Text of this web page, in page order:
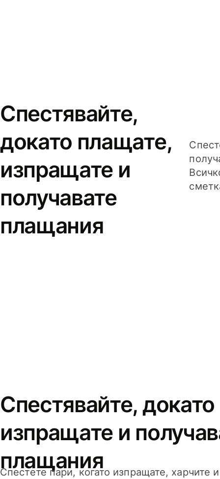
Спестявайте,
докато плащате,
изпращате и
получавате
плащания
Спестявайте,
изпращате и
плащания
Спестете пари, когато изпращате, харчите